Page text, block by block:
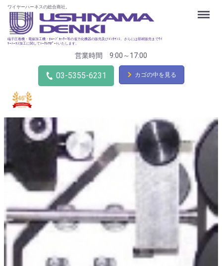
ワイヤーハーネスの総合商社。
端子圧着機・電線加工機・ﾁｭｰﾌﾞｶｯﾀｰ等の省力化機器の販売及びﾒﾝﾃﾅﾝｽ。さらには部材販売までﾜｲ
ﾔｰﾊｰﾈｽ加工に関してﾄｰﾀﾙｻﾎﾟｰﾄいたします。
営業時間 9:00～17:00
03-5355-6231 カゴの中を見る
Menu